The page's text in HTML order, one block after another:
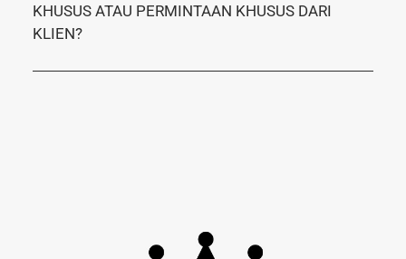
KHUSUS ATAU PERMINTAAN KHUSUS DARI
KLIEN?